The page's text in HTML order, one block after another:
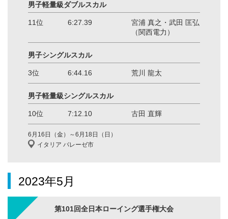
男子軽量級ダブルスカル
11位 6:27.39
宮浦 真之・武田 匡弘
（関西電力）
男子シングルスカル
3位 6:44.16 荒川 龍太
男子軽量級シングルスカル
10位 7:12.10 古田 直輝
6月16日（金）～6月18日（日）
イタリア バレーゼ市
2023年5月
第101回全日本ローイング選手権大会